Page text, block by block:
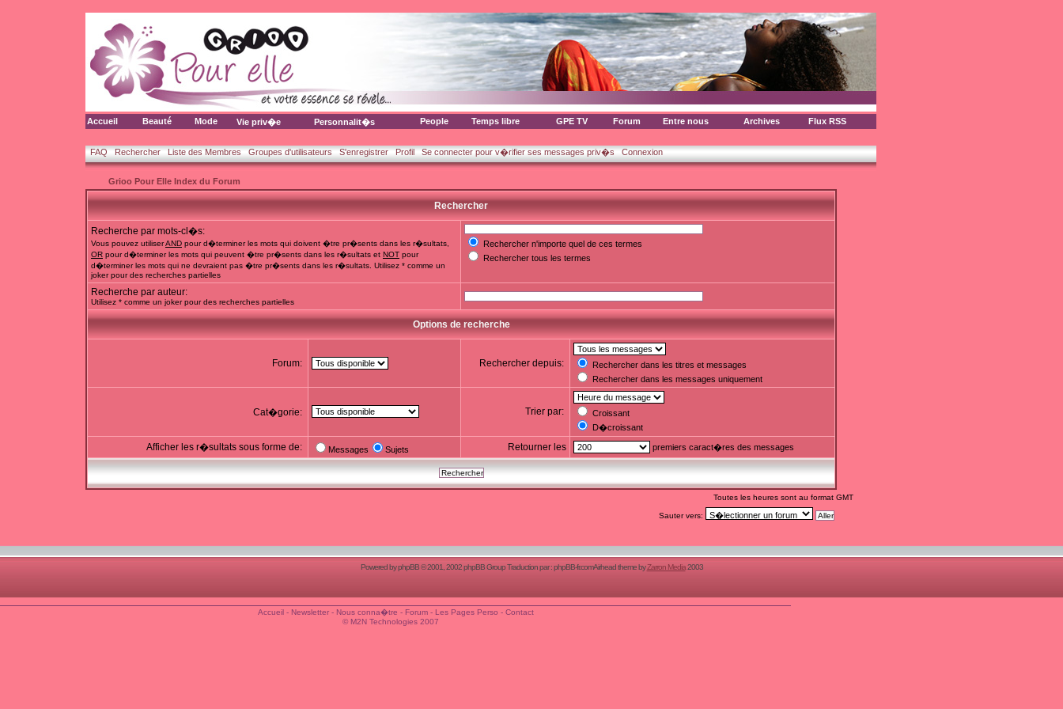
Accueil Beauté Mode Vie priv�e Personnalit�s People Temps libre GPE TV Forum Entre nous Archives Flux RSS
FAQ Rechercher Liste des Membres Groupes d'utilisateurs S'enregistrer Profil Se connecter pour v�rifier ses messages priv�s Connexion
Grioo Pour Elle Index du Forum
Rechercher
Recherche par mots-cl�s:
Vous pouvez utiliserAND pour d�terminer les mots qui doivent �tre pr�sents dans les r�sultats,
OR pour d�terminer les mots qui peuvent �tre pr�sents dans les r�sultats et NOT pour
d�terminer les mots qui ne devraient pas �tre pr�sents dans les r�sultats. Utilisez * comme un
joker pour des recherches partielles
Rechercher n'importe quel de ces termes
Rechercher tous les termes
Recherche par auteur:
Utilisez * comme un joker pour des recherches partielles
Options de recherche
Forum: Rechercher depuis:
Rechercher dans les titres et messages
Rechercher dans les messages uniquement
Cat�gorie: Trier par:
Croissant
D�croissant
Afficher les r�sultats sous forme de: Messages Sujets Retourner les premiers caract�res des messages
Toutes les heures sont au format GMT
Sauter vers:
Powered byphpBB© 2001, 2002 phpBB Group Traduction par :phpBB-fr.comAirhead theme byZarron Media2003
Accueil- Newsletter- Nous conna�tre - Forum- Les Pages Perso - Contact
© M2N Technologies 2007